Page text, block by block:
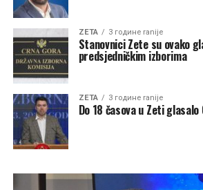
ZETA 3 године ranije
Stanovnici Zete su ovako
predsjedničkim izborima
ZETA 3 године ranije
Do 18 časova u Zeti